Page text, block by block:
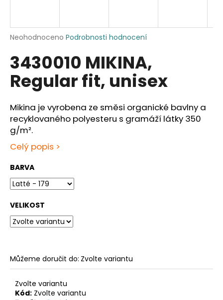
Průměrné
produktu
je
0,0
hvězdiček.
Neohodnoceno Podrobnosti hodnocení
3430010 MIKINA,
Regular fit, unisex
Mikina je vyrobena ze směsi organické bavlny a
recyklovaného polyesteru s gramáží látky 350
g/m².
Celý popis >
BARVA
VELIKOST
Můžeme doručit do: Zvolte variantu
Zvolte variantu
Kód: Zvolte variantu
j
í
?
HLEDAT
o
p
o
r
u
č
e
m
e